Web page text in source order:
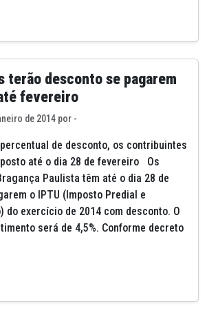
terão desconto se pagarem
fevereiro
de 2014 por -
de desconto, os contribuintes
até o dia 28 de fevereiro Os
Paulista têm até o dia 28 de
o IPTU (Imposto Predial e
do exercício de 2014 com desconto. O
será de 4,5%. Conforme decreto